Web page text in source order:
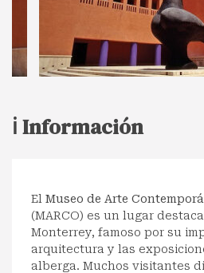
ℹ️ Información
El Museo de Arte
(MARCO) es un lugar
Monterrey, famoso por su
arquitectura y las
alberga. Muchos visitantes